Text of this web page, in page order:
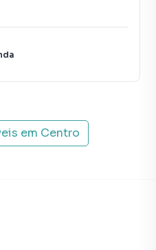
em Centro